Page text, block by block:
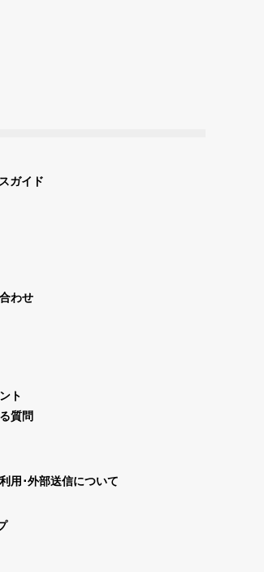
ガイド
わせ
ト
質問
用･外部送信について